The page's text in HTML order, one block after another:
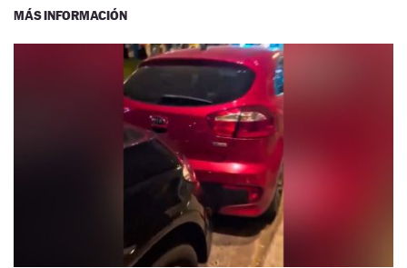
MÁS INFORMACIÓN